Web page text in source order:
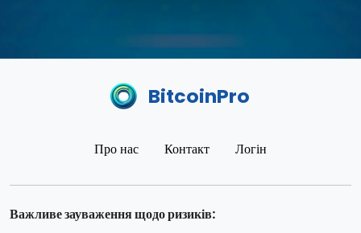
BitcoinPro
Про нас Контакт Логін
Важливе зауваження щодо ризиків: